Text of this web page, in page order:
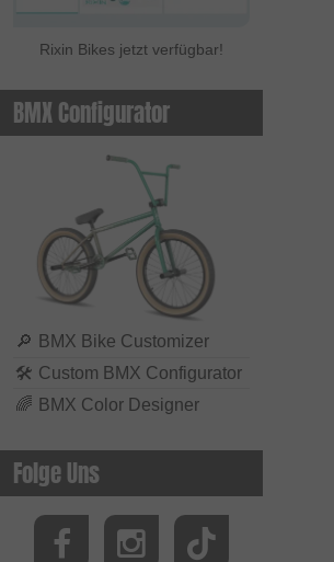
Rixin Bikes jetzt verfügbar!
BMX Configurator
🔎 BMX Bike Customizer
🛠 Custom BMX Configurator
🌈 BMX Color Designer
Folge Uns